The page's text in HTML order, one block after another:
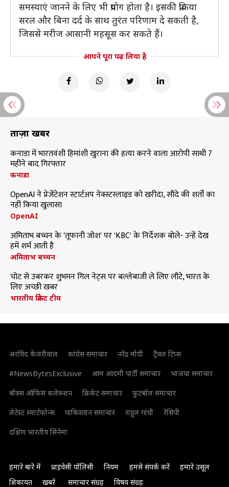
समस्याएं जानने के लिए भी प्रयोग होता है। इसकी प्रक्रिया
सरल और बिना दर्द के साथ तुरंत परिणाम दे सकती है,
जिससे मरीज आसानी महसूस कर सकते हैं।
आपने पूरा पढ़ लिया है
ताज़ा खबरें
कनाडा में भारतवंशी हिमांशी खुराना की हत्या करने वाला आरोपी साथी 7
महीने बाद गिरफ्तार
कनाडा
OpenAI ने प्रेजेंटेशन स्टार्टअप नेक्स्टस्लाइड को खरीदा, सौदे की शर्तों का
नहीं किया खुलासा
OpenAI
अमिताभ बच्चन के 'तूफानी जोश' पर 'KBC' के निर्देशक बोले- उन्हें देख
हमें शर्म आती है
अमिताभ बच्चन
चोट से उबरकर शुभमन गिल नेट्स पर बल्लेबाजी ले लिए लौटे, भारत के
लिए अच्छी खबर
भारतीय क्रिकेट टीम
अरविंद केजरीवाल कांग्रेस समाचार नरेंद्र मोदी
ट्रैवल टिप्स
#NewsBytesExclusive
आम आदमी पार्टी समाचार
भाजपा समाचार
बॉक्स ऑफिस कलेक्शन
क्रिकेट समाचार
फुटबॉल समाचार
लेटेस्ट स्मार्टफोन्स
पाकिस्तान समाचार राहुल गांधी
रेसिपी
दक्षिण भारतीय सिनेमा
हमारे बारे में प्राइवेसी पॉलिसी नियम हमसे संपर्क करें
हमारे उसूल
शिकायत
खबरें समाचार संग्रह विषय संग्रह